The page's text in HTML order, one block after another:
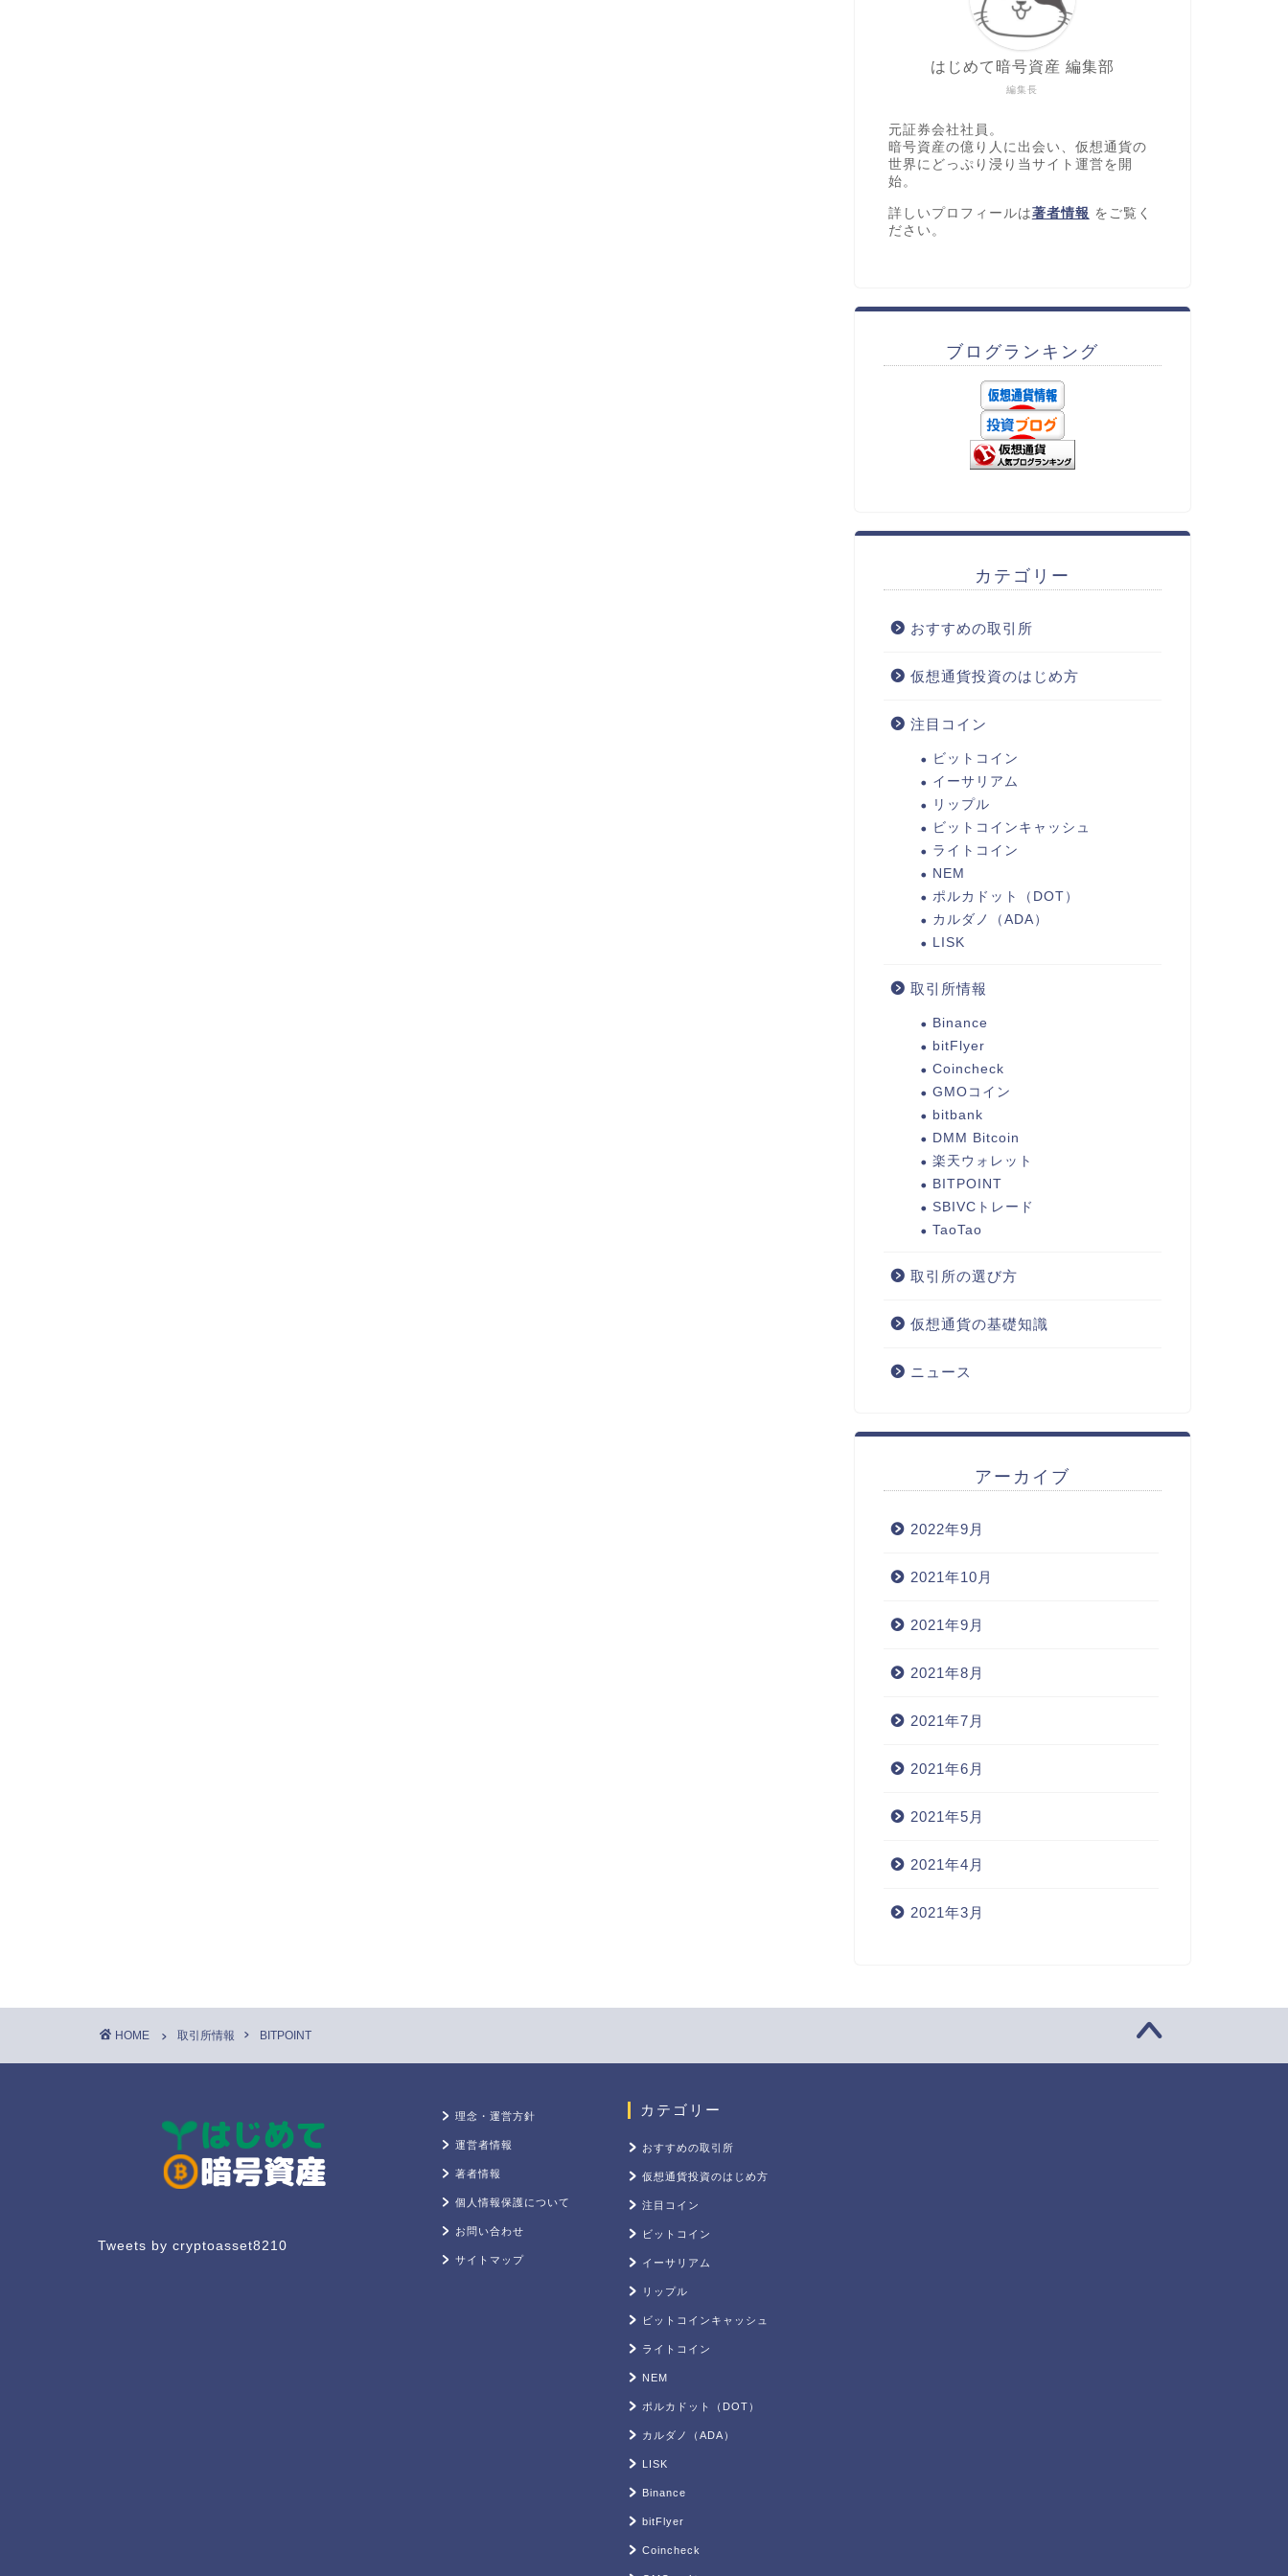
編集長
はじめて暗号資産 編集部
元証券会社社員。
暗号資産の億り人に出会い、仮想通貨の
世界にどっぷり浸り当サイト運営を開
始。
詳しいプロフィールは著者情報 をご覧く
ださい。
ブログランキング
カテゴリー
おすすめの取引所
仮想通貨投資のはじめ方
注目コイン
ビットコイン
イーサリアム
リップル
ビットコインキャッシュ
ライトコイン
NEM
ポルカドット（DOT）
カルダノ（ADA）
LISK
取引所情報
Binance
bitFlyer
Coincheck
GMOコイン
bitbank
DMM Bitcoin
楽天ウォレット
BITPOINT
SBIVCトレード
TaoTao
取引所の選び方
仮想通貨の基礎知識
ニュース
アーカイブ
2022年9月
2021年10月
2021年9月
2021年8月
2021年7月
2021年6月
2021年5月
2021年4月
2021年3月
HOME 取引所情報 BITPOINT
Tweets by cryptoasset8210
理念・運営方針
運営者情報
著者情報
個人情報保護について
お問い合わせ
サイトマップ
カテゴリー
おすすめの取引所
仮想通貨投資のはじめ方
注目コイン
ビットコイン
イーサリアム
リップル
ビットコインキャッシュ
ライトコイン
NEM
ポルカドット（DOT）
カルダノ（ADA）
LISK
Binance
bitFlyer
Coincheck